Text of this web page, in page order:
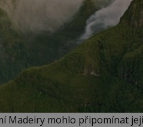
Madeiry mohlo připomínat